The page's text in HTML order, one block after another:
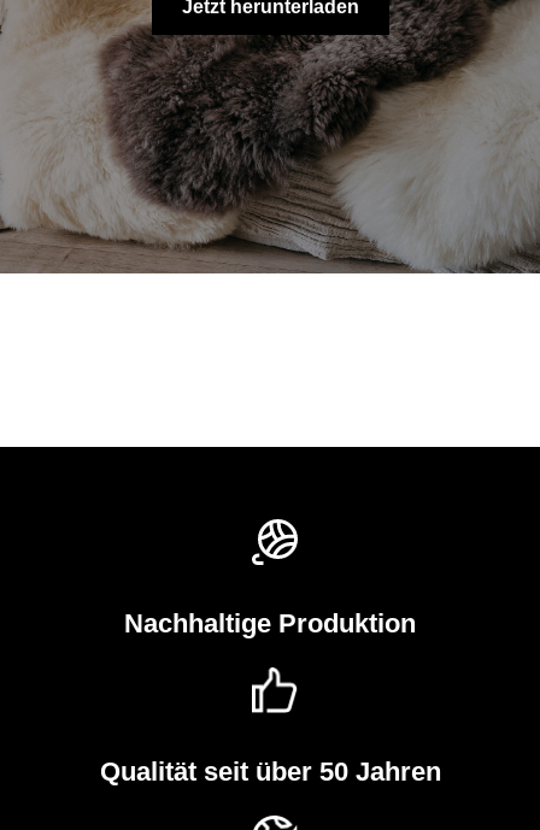
Jetzt herunterladen
Nachhaltige Produktion
Qualität seit über 50 Jahren